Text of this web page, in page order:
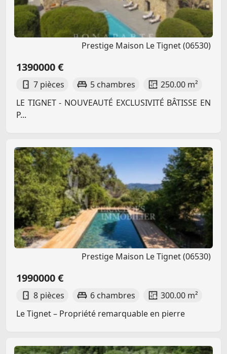
Prestige Maison Le Tignet (06530)
1390000 €
7 pièces 5 chambres
250.00 m²
LE TIGNET - NOUVEAUTÉ EXCLUSIVITÉ BÂTISSE EN
P...
Prestige Maison Le Tignet (06530)
1990000 €
8 pièces 6 chambres
300.00 m²
Le Tignet – Propriété remarquable en pierre